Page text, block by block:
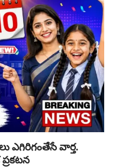
ఎగిరిగంతేసే వార్త.